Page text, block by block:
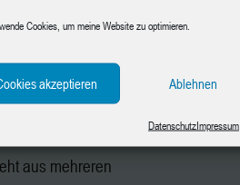
Cookies, um meine Website zu optimieren.
akzeptieren Ablehnen
DatenschutzImpressum
Nass-in-Nass-
und
und Bewegung in
aus mehreren